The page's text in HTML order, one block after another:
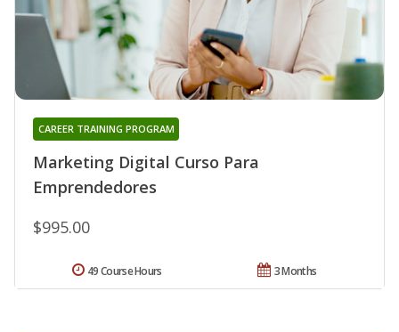
Marketing Digital Curso Para
Emprendedores
CAREER TRAINING PROGRAM
$995.00
3 Months
49 Course Hours